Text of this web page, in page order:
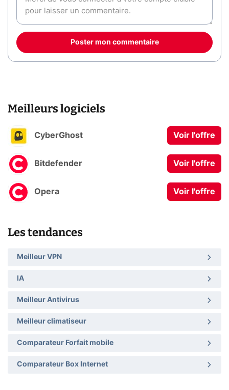
Poster mon commentaire
Meilleurs logiciels
CyberGhost Voir l'offre
Bitdefender Voir l'offre
Opera Voir l'offre
Les tendances
Meilleur VPN
IA
Meilleur Antivirus
Meilleur climatiseur
Comparateur Forfait mobile
Comparateur Box Internet